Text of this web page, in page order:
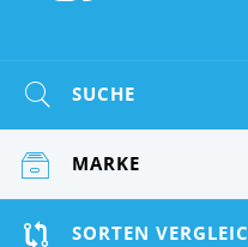
SUCHE
MARKE
SORTEN